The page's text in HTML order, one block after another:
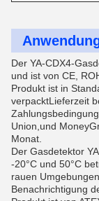
Der YA-CDX4-
und ist von CE,
Produkt ist in
verpacktLieferzeit
Union,und
Monat.
Der Gasdetektor
-20°C und 50°C
rauen
Benachrichtigung